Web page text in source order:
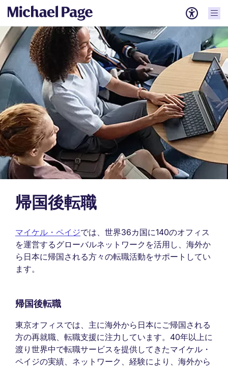
帰国後転職
マイケル・ペイジでは、世界36カ国に140のオフィス
を運営するグローバルネットワークを活用し、海外か
ら日本に帰国される方々の転職活動をサポートしてい
ます。
帰国後転職
東京オフィスでは、主に海外から日本にご帰国される
方の再就職、転職支援に注力しています。40年以上に
渡り世界中で転職サービスを提供してきたマイケル・
ペイジの実績、ネットワーク、経験により、海外から